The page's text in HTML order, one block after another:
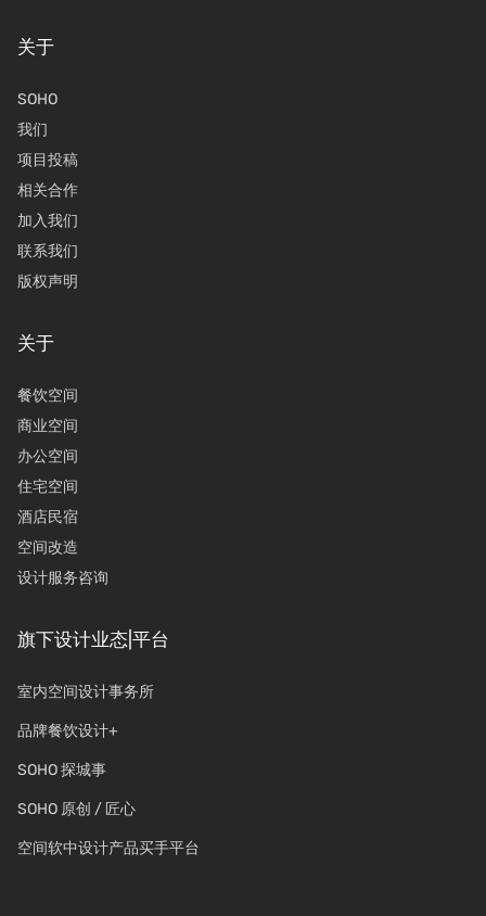
关于
SOHO
我们
项目投稿
相关合作
加入我们
联系我们
版权声明
关于
餐饮空间
商业空间
办公空间
住宅空间
酒店民宿
空间改造
设计服务咨询
旗下设计业态|平台
室内空间设计事务所
品牌餐饮设计+
SOHO 探城事
SOHO 原创 / 匠心
空间软中设计产品买手平台